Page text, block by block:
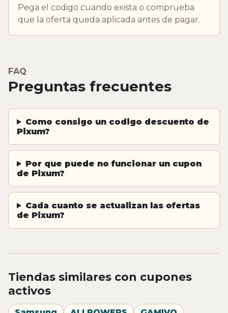
Pega el codigo cuando exista o comprueba
que la oferta queda aplicada antes de pagar.
FAQ
Preguntas frecuentes
Como consigo un codigo descuento de
Pixum?
Por que puede no funcionar un cupon
de Pixum?
Cada cuanto se actualizan las ofertas
de Pixum?
Tiendas similares con cupones
activos